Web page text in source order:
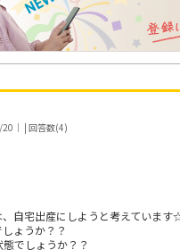
｜ | 回答数(4)
、自宅出産にしようと考えていま
ょうか？？
でしょうか？？